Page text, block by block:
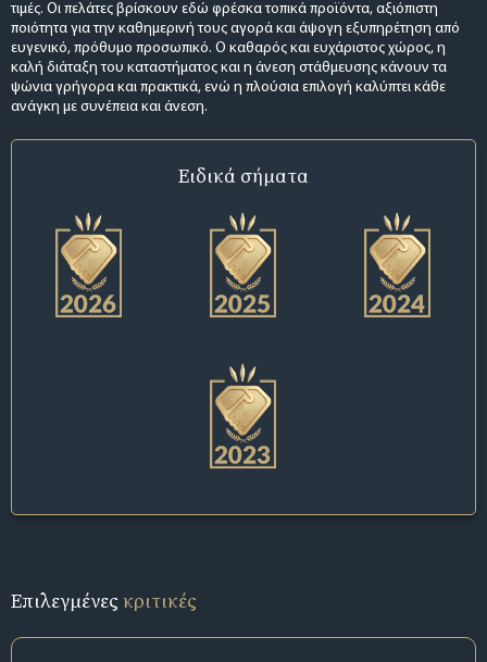
τιμές. Οι πελάτες βρίσκουν εδώ φρέσκα τοπικά προϊόντα, αξιόπιστη
ποιότητα για την καθημερινή τους αγορά και άψογη εξυπηρέτηση από
ευγενικό, πρόθυμο προσωπικό. Ο καθαρός και ευχάριστος χώρος, η
καλή διάταξη του καταστήματος και η άνεση στάθμευσης κάνουν τα
ψώνια γρήγορα και πρακτικά, ενώ η πλούσια επιλογή καλύπτει κάθε
ανάγκη με συνέπεια και άνεση.
Ειδικά σήματα
Επιλεγμένεςκριτικές